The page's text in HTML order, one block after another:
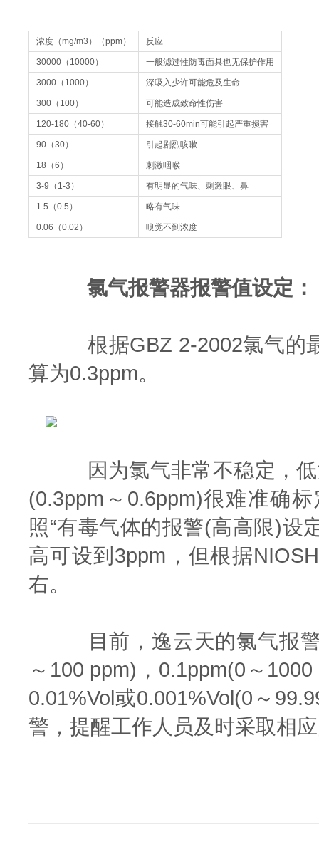
浓度（mg/m3）（ppm） 反应
30000（10000） 一般滤过性防毒面具也无保护作用
3000（1000） 深吸入少许可能危及生命
300（100） 可能造成致命性伤害
120-180（40-60） 接触30-60min可能引起严重损害
90（30） 引起剧烈咳嗽
18（6） 刺激咽喉
3-9（1-3） 有明显的气味、刺激眼、鼻
1.5（0.5） 略有气味
0.06（0.02） 嗅觉不到浓度
氯气报警器报警值设定：
根据GBZ 2-2002氯气的最
算为0.3ppm。
因为氯气非常不稳定，低
(0.3ppm～0.6ppm)很难准确
照“有毒气体的报警(高高限)设
高可设到3ppm，但根据
右。
目前，逸云天的氯气报警
～100 ppm)，0.1ppm(0～
0.01%Vol或0.001%Vol(0～
警，提醒工作人员及时采取相